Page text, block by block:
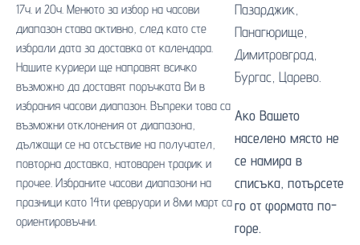
17ч. и 20ч. Менюто за избор на часови
диапазон става активно, след като сте
избрали дата за доставка от календара.
Нашите куриери ще направят всичко
възможно да доставят поръчката Ви в
избрания часови диапазон. Въпреки това са
възможни отклонения от диапазона,
дължащи се на отсъствие на получател,
повторна доставка, натоварен трафик и
прочее. Избраните часови диапазони на
празници като 14ти февруари и 8ми март са
ориентировъчни.
Пазарджик
Панагюрище
Димитровград
Бургас Царево.
Ако Вашето
населено място не
се намира в
списъка, потърсете
го от формата по-
горе.